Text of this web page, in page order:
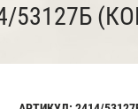
53127Б